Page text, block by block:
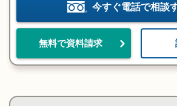
今すぐ電話で相談
無料で資料請求